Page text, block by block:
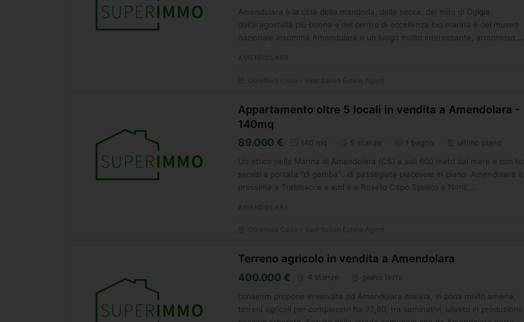
Amendolara è la città della mandorla, della secca, del mito di Ogigia,
dell’aragostella più buona e del centro di eccellenza bio marina e del museo
nazionale insomma Amendolara è un luogo molto interessante, armonioso,
Appartamento oltre 5 locali in vendita a Amendolara -
140mq
89.000 € 140 mq 5 stanze 1 bagno ultimo piano
Un attico nella Marina di Amendolara (CS) a soli 600 metri dal mare e con
servizi a portata "di gamba"...di passegiata piacevole in piano. Amendolara è
prossima a Trebisacce a sud e a Roseto Capo Spulico a Nord....
Terreno agricolo in vendita a Amendolara
400.000 € 4 stanze piano terra
consimm propone in vendita ad Amendolara marina, in zona molto amena,
terreni agricoli per complessivi ha 22,80, tra seminativi, uliveto in